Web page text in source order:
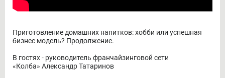
Приготовление домашних напитков: хобби или успешная
бизнес модель? Продолжение.
В гостях - руководитель франчайзинговой сети
«Колба» Александр Татаринов